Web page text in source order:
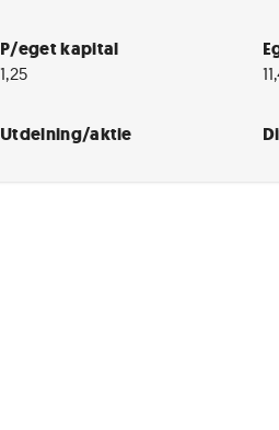
P/eget kapital
1,25
Utdelning/aktie